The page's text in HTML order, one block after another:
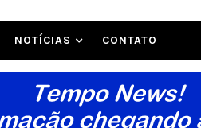
NOTÍCIAS CONTATO